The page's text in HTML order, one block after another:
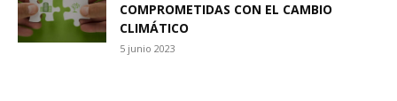
Empresas
COMPROMETIDAS CON EL CAMBIO
CLIMÁTICO
5 junio 2023